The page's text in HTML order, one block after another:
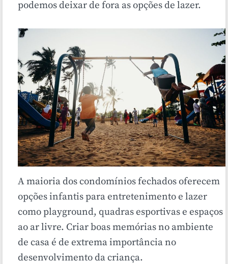
podemos deixar de fora as opções de lazer.
A maioria dos condomínios fechados oferecem
opções infantis para entretenimento e lazer
como playground, quadras esportivas e espaços
ao ar livre. Criar boas memórias no ambiente
de casa é de extrema importância no
desenvolvimento da criança.